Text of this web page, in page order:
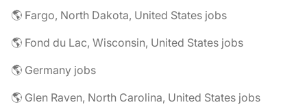
🌎 Fargo, North Dakota, United States jobs
🌎 Fond du Lac, Wisconsin, United States jobs
🌎 Germany jobs
🌎 Glen Raven, North Carolina, United States jobs